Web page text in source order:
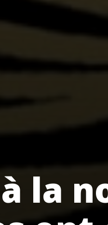
la